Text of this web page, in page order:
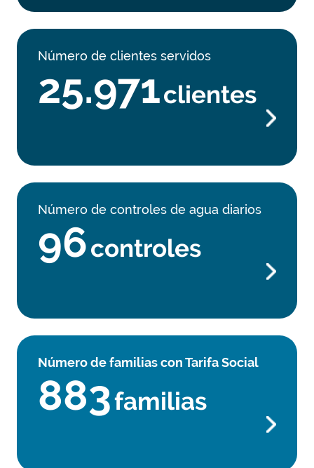
Número de clientes servidos
25.971clientes
Número de controles de agua diarios
96controles
Número de familias con Tarifa Social
883familias